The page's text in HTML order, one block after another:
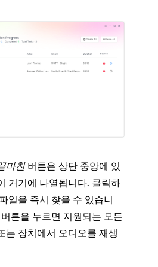
마친버튼은 상단 중앙에 있
거기에 나열됩니다. 클릭하
일을 즉시 찾을 수 있습니
튼을 누르면 지원되는 모든
는 장치에서 오디오를 재생